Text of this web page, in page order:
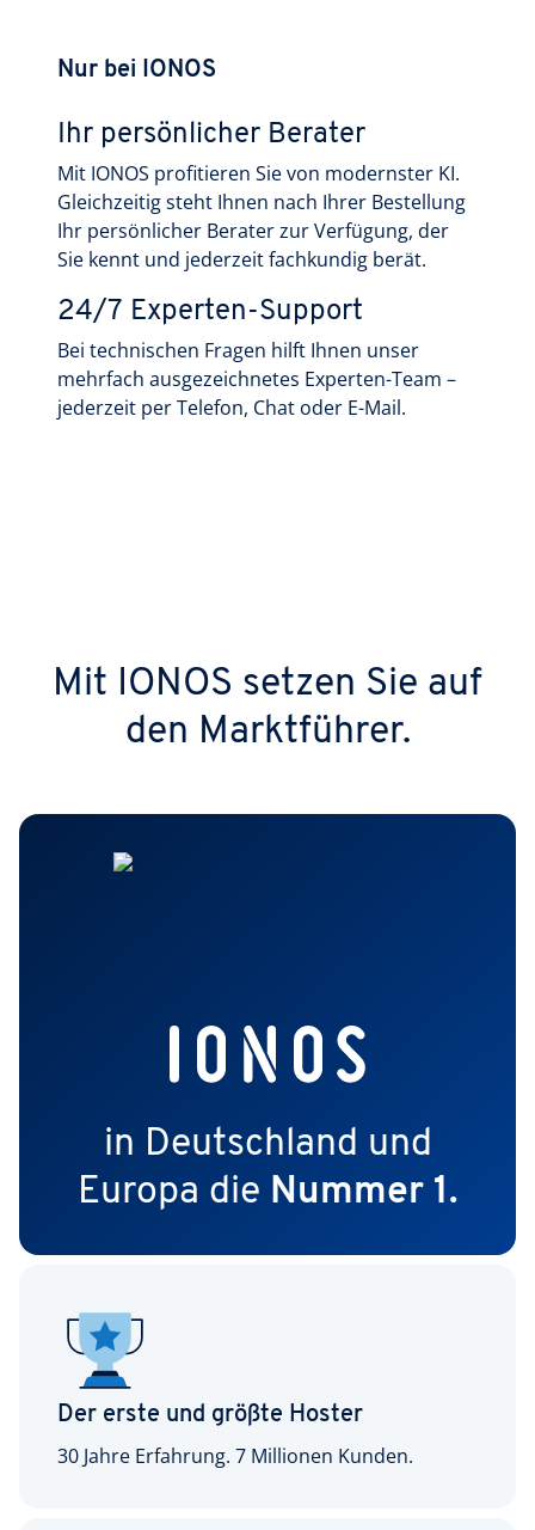
Nur bei IONOS
Ihr persönlicher Berater
Mit IONOS profitieren Sie von modernster KI.
Gleichzeitig steht Ihnen nach Ihrer Bestellung
Ihr persönlicher Berater zur Verfügung, der
Sie kennt und jederzeit fachkundig berät.
24/7 Experten-Support
Bei technischen Fragen hilft Ihnen unser
mehrfach ausgezeichnetes Experten-Team –
jederzeit per Telefon, Chat oder E-Mail.
Mit IONOS setzen Sie auf
den Marktführer.
in Deutschland und
Europa die Nummer 1.
Der erste und größte Hoster
30 Jahre Erfahrung. 7 Millionen Kunden.